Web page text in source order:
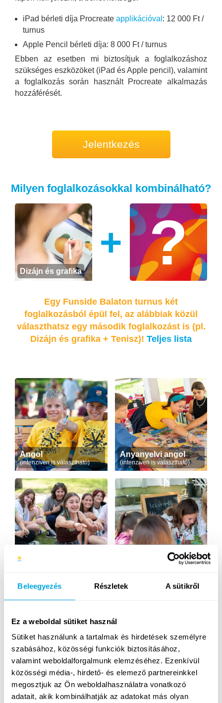
Beleegyezés Részletek A sütikről
Ez a weboldal sütiket használ
Sütiket használunk a tartalmak és hirdetések személyre
szabásához, közösségi funkciók biztosításához,
valamint weboldalforgalmunk elemzéséhez. Ezenkívül
közösségi média-, hirdető- és elemező partnereinkkel
megosztjuk az Ön weboldalhasználatra vonatkozó
adatait, akik kombinálhatják az adatokat más olyan
iPad bérleti díja Procreate applikációval : 12 000 Ft /
turnus
Apple Pencil bérleti díja: 8 000 Ft / turnus
Ebben az esetben mi biztosítjuk a foglalkozáshoz
szükséges eszközöket (iPad és Apple pencil), valamint
a foglalkozás során használt Procreate alkalmazás
hozzáférését.
Jelentkezés
Milyen foglalkozásokkal kombinálható?
Dizájn és grafika
+
Egy Funside Balaton turnus két
foglalkozásból épül fel, az alábbiak közül
választhatsz egy második foglalkozást is (pl.
Dizájn és grafika + Tenisz)! Teljes lista
Angol
(intenzíven is választható)
Anyanyelvi angol
(intenzíven is választható)
Angol dráma
Magyar mint idegen
Sportok
(foci, röpi, kosárlabda...)
Amerikai sportok
(amerikai futball, baseball...)